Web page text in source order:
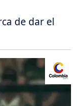
de dar el